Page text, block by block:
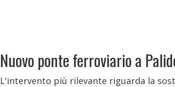
Nuovo ponte ferroviario a
L'intervento più rilevante riguarda la